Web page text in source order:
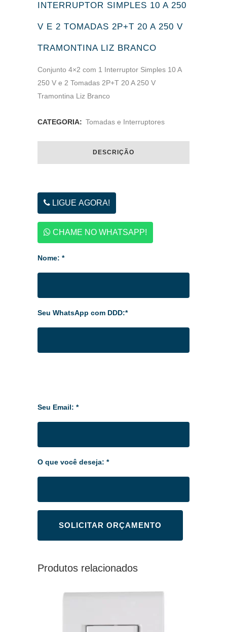
INTERRUPTOR SIMPLES 10 A 250
V E 2 TOMADAS 2P+T 20 A 250 V
TRAMONTINA LIZ BRANCO
Conjunto 4×2 com 1 Interruptor Simples 10 A
250 V e 2 Tomadas 2P+T 20 A 250 V
Tramontina Liz Branco
CATEGORIA: Tomadas e Interruptores
DESCRIÇÃO
LIGUE AGORA!
CHAME NO WHATSAPP!
Nome: *
Seu WhatsApp com DDD:*
Seu Email: *
O que você deseja: *
Produtos relacionados